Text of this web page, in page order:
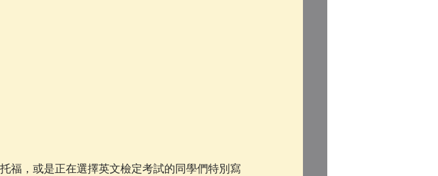
福，或是正在選擇英文檢定考試的同學們特別寫